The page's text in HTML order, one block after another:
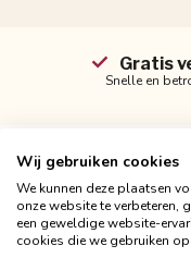
Gratis
Snelle en
Reviews
Wij gebruiken cookies
We kunnen deze plaatsen
onze website te verbeteren,
een geweldige website-
cookies die we gebruiken